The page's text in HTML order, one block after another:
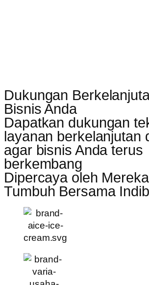
Dukungan
Bisnis Anda
Dapatkan dukungan
layanan berkelanjutan
agar bisnis Anda terus
berkembang
Dipercaya oleh
Tumbuh Bersama